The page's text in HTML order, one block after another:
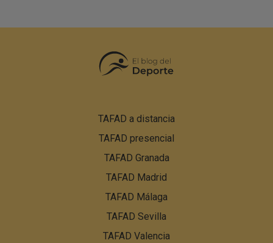
de
página:
Menú
TAFAD a distancia
TAFAD presencial
TAFAD Granada
TAFAD Madrid
TAFAD Málaga
TAFAD Sevilla
TAFAD Valencia